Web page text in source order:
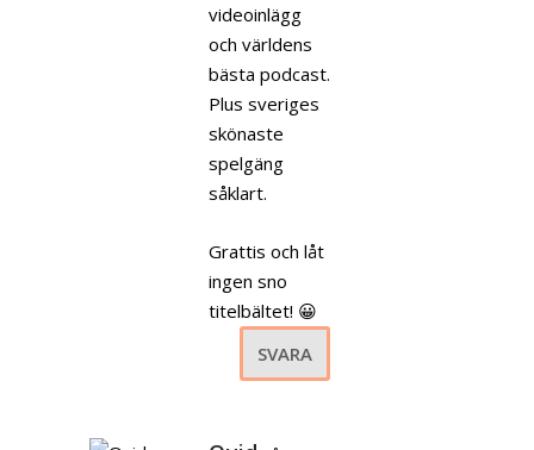
videoinlägg
och världens
bästa podcast.
Plus sveriges
skönaste
spelgäng
såklart.
Grattis och låt
ingen sno
titelbältet! 😀
SVARA